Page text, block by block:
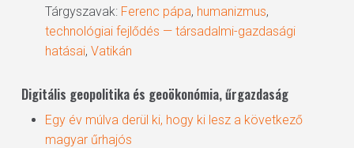
Tárgyszavak: Ferenc pápa, humanizmus,
technológiai fejlődés — társadalmi-gazdasági
hatásai, Vatikán
Digitális geopolitika és geoökonómia, űrgazdaság
Egy év múlva derül ki, hogy ki lesz a következő
magyar űrhajós